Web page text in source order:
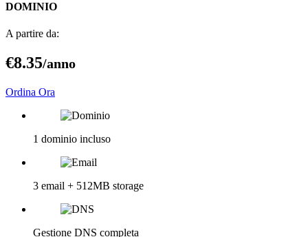
DOMINIO
A partire da:
€8.35/anno
Ordina Ora
1 dominio incluso
3 email + 512MB storage
Gestione DNS completa